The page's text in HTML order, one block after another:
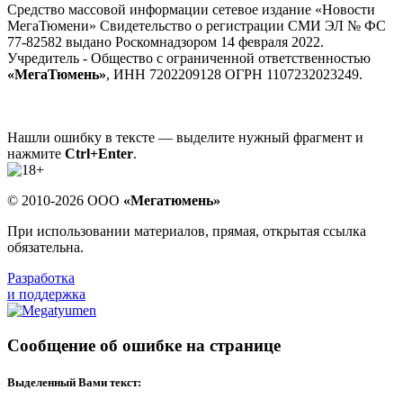
Средство массовой информации сетевое издание «Новости
МегаТюмени» Свидетельство о регистрации СМИ ЭЛ № ФС
77-82582 выдано Роскомнадзором 14 февраля 2022.
Учредитель - Общество с ограниченной ответственностью
«МегаТюмень», ИНН 7202209128 ОГРН 1107232023249.
Нашли ошибку в тексте — выделите нужный фрагмент и
нажмите Ctrl+Enter.
© 2010-2026 ООО «Мегатюмень»
При использовании материалов, прямая, открытая ссылка
обязательна.
Разработка
и поддержка
Сообщение об ошибке на странице
Выделенный Вами текст: